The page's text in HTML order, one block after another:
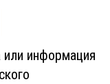
информация